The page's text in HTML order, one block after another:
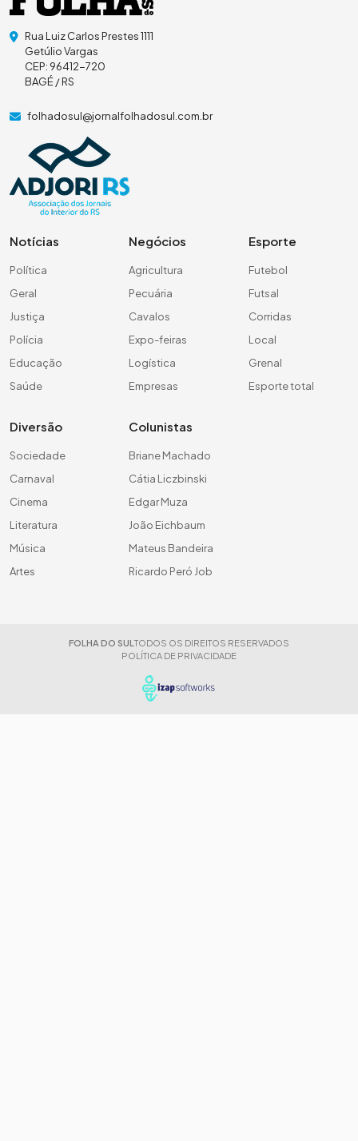
Rua Luiz Carlos Prestes 1111
Getúlio Vargas
CEP: 96412-720
BAGÉ / RS
folhadosul@jornalfolhadosul.com.br
Notícias
Política
Geral
Justiça
Polícia
Educação
Saúde
Negócios
Agricultura
Pecuária
Cavalos
Expo-feiras
Logística
Empresas
Esporte
Futebol
Futsal
Corridas
Local
Grenal
Esporte total
Diversão
Sociedade
Carnaval
Cinema
Literatura
Música
Artes
Colunistas
Briane Machado
Cátia Liczbinski
Edgar Muza
João Eichbaum
Mateus Bandeira
Ricardo Peró Job
FOLHA DO SUL TODOS OS DIREITOS RESERVADOS
POLÍTICA DE PRIVACIDADE